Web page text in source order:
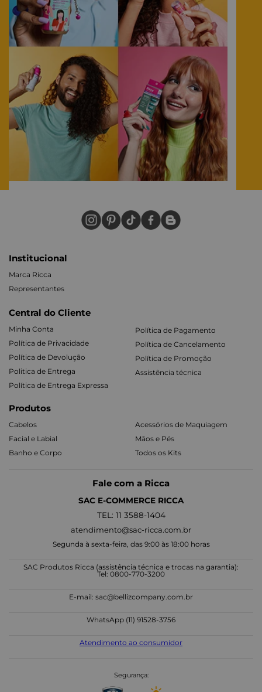
Institucional
Marca Ricca
Representantes
Central do Cliente
Minha Conta
Política de Privacidade
Política de Devolução
Politica de Entrega
Política de Entrega Expressa
Política de Pagamento
Política de Cancelamento
Política de Promoção
Assistência técnica
Produtos
Cabelos
Facial e Labial
Banho e Corpo
Acessórios de Maquiagem
Mãos e Pés
Todos os Kits
Fale com a Ricca
SAC E-COMMERCE RICCA
TEL: 11 3588-1404
atendimento@sac-ricca.com.br
Segunda à sexta-feira, das 9:00 às 18:00 horas
SAC Produtos Ricca (assistência técnica e trocas na garantia):
Tel: 0800-770-3200
E-mail: sac@bellizcompany.com.br
WhatsApp (11) 91528-3756
Atendimento ao consumidor
Segurança: